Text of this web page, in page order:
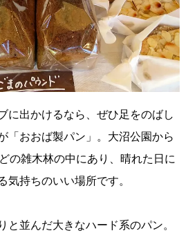
に出かけるなら、ぜひ足をのばし
「おおば製パン」。大沼公園から
の雑木林の中にあり、晴れた日に
持ちのいい場所です。
と並んだ大きなハード系のパン。